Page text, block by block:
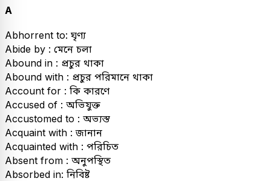
A
Abhorrent to: ঘৃণ্য
Abide by : মেনে চলা
Abound in : প্রচুর থাকা
Abound with : প্রচুর পরিমানে থাকা
Account for : কি কারণে
Accused of : অভিযুক্ত
Accustomed to : অভ্যস্ত
Acquaint with : জানান
Acquainted with : পরিচিত
Absent from : অনুপস্থিত
Absorbed in: নিবিষ্ট